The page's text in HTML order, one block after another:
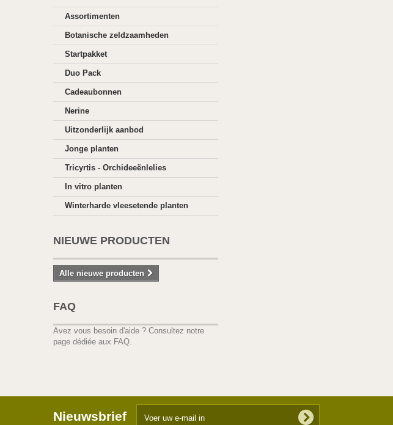
Assortimenten
Botanische zeldzaamheden
Startpakket
Duo Pack
Cadeaubonnen
Nerine
Uitzonderlijk aanbod
Jonge planten
Tricyrtis - Orchideeënlelies
In vitro planten
Winterharde vleesetende planten
NIEUWE PRODUCTEN
Alle nieuwe producten
FAQ
Avez vous besoin d'aide ? Consultez notre
page dédiée aux FAQ.
Nieuwsbrief